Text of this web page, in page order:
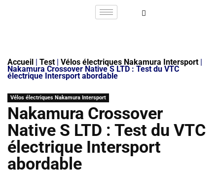
Accueil | Test | Vélos électriques Nakamura Intersport |
Nakamura Crossover Native S LTD : Test du VTC
électrique Intersport abordable
Vélos électriques Nakamura Intersport
Nakamura Crossover
Native S LTD : Test du VTC
électrique Intersport
abordable